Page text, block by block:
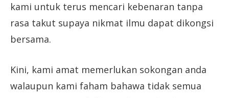
kami untuk terus mencari kebenaran tanpa
rasa takut supaya nikmat ilmu dapat dikongsi
bersama.
Kini, kami amat memerlukan sokongan anda
walaupun kami faham bahawa tidak semua